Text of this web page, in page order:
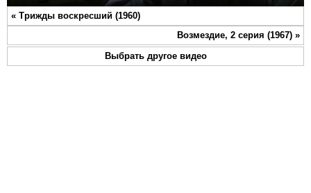
Play Mute Settings
« Трижды воскресший (1960)
Возмездие, 2 серия (1967) »
Выбрать другое видео